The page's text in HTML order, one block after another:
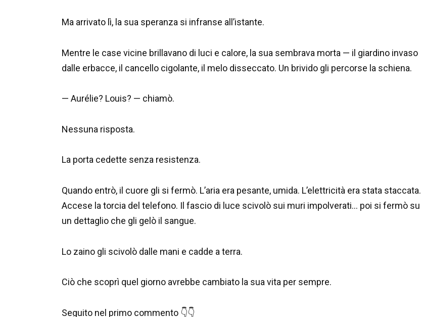
Ma arrivato lì, la sua speranza si infranse all’istante.
Mentre le case vicine brillavano di luci e calore, la sua sembrava morta — il giardino invaso
dalle erbacce, il cancello cigolante, il melo disseccato. Un brivido gli percorse la schiena.
— Aurélie? Louis? — chiamò.
Nessuna risposta.
La porta cedette senza resistenza.
Quando entrò, il cuore gli si fermò. L’aria era pesante, umida. L’elettricità era stata staccata.
Accese la torcia del telefono. Il fascio di luce scivolò sui muri impolverati… poi si fermò su
un dettaglio che gli gelò il sangue.
Lo zaino gli scivolò dalle mani e cadde a terra.
Ciò che scoprì quel giorno avrebbe cambiato la sua vita per sempre.
Seguito nel primo commento 👇👇